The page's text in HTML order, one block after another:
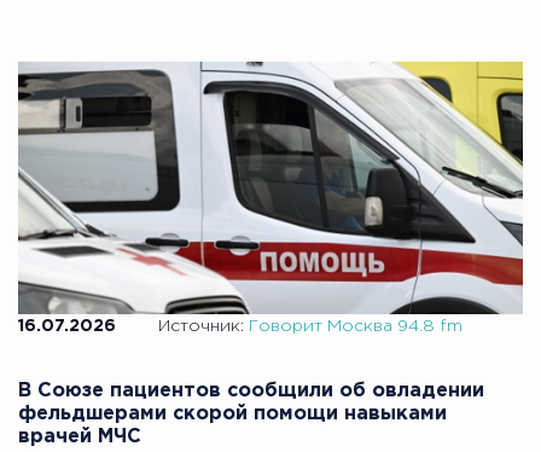
16.07.2026 Источник: Говорит Москва 94.8 fm
В Союзе пациентов сообщили об овладении
фельдшерами скорой помощи навыками
врачей МЧС